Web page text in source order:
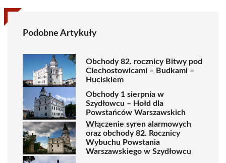
Podobne Artykuły
Obchody 82. rocznicy Bitwy pod
Ciechostowicami – Budkami –
Huciskiem
Obchody 1 sierpnia w
Szydłowcu – Hołd dla
Powstańców Warszawskich
Włączenie syren alarmowych
oraz obchody 82. Rocznicy
Wybuchu Powstania
Warszawskiego w Szydłowcu